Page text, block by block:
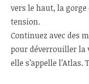
vers le haut, la gorge
tension.
Continuez avec des
pour déverrouiller la
elle s’appelle l’Atlas.